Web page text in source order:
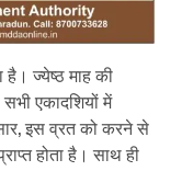
है। ज्येष्ठ माह की
एकादशियों में
इस व्रत को करने से
होता है। साथ ही